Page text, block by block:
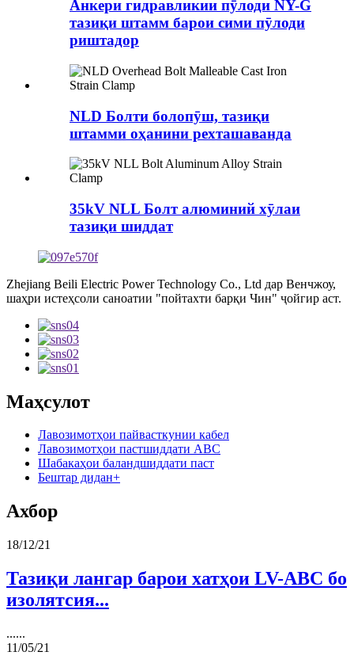
Анкери гидравликии пӯлоди NY-G
тазиқи штамм барои сими пӯлоди
риштадор
NLD Болти болопӯш, тазиқи
штамми оҳанини рехташаванда
35kV NLL Болт алюминий хӯлаи
тазиқи шиддат
Zhejiang Beili Electric Power Technology Co., Ltd дар Венчжоу,
шаҳри истеҳсоли саноатии "пойтахти барқи Чин" ҷойгир аст.
Маҳсулот
Лавозимотҳои пайвасткунии кабел
Лавозимотҳои пастшиддати ABC
Шабакаҳои баландшиддати паст
Бештар дидан+
Ахбор
18/12/21
Тазиқи лангар барои хатҳои LV-ABC бо
изолятсия...
......
11/05/21